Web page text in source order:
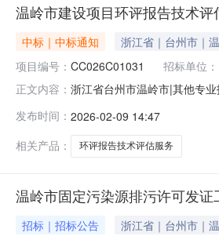
温岭市建设项目环评报告技术
中标｜中标通知 浙江省｜台州市｜
项目编号： CC026C01031 招标单位：
正文内容： 浙江省台州市温岭市|其他专
标的信息：序号标项名称标
标文件详见合同详见招标
发布时间： 2026-02-09 14:47
相关产品：
环评报告技术评估服务
温岭市固定污染源排污许可发
招标｜招标公告 浙江省｜台州市｜